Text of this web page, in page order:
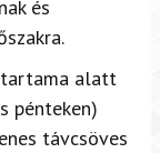
és
alatt
pénteken)
távcsöves